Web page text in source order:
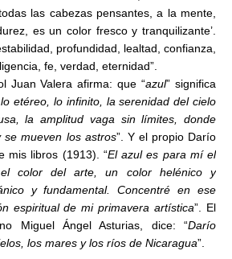
las cabezas pensantes, a la mente,
es un color fresco y tranquilizante’.
profundidad, lealtad, confianza,
fe, verdad, eternidad”.
Juan Valera afirma: que “azul” significa
etéreo, lo infinito, la serenidad del cielo
la amplitud vaga sin límites, donde
se mueven los astros”. Y el propio Darío
mis libros (1913). “El azul es para mí el
color del arte, un color helénico y
y fundamental. Concentré en ese
espiritual de mi primavera artística”. El
Miguel Ángel Asturias, dice: “Darío
los mares y los ríos de Nicaragua”.